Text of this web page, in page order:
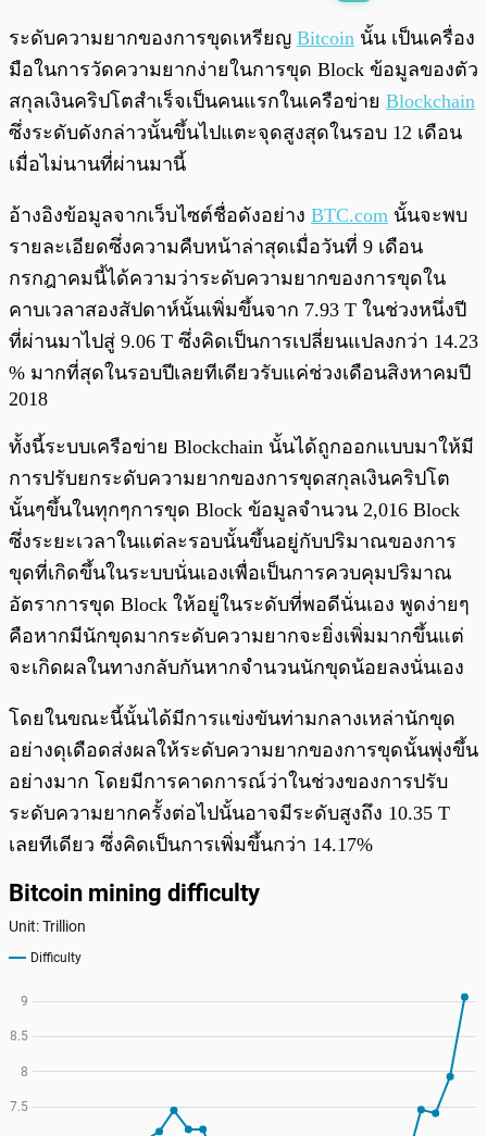
0:00 /
ระดับความยากของการขุดเหรียญ Bitcoin นั้น เป็นเครื่อง
มือในการวัดความยากง่ายในการขุด Block ข้อมูลของตัว
สกุลเงินคริปโตสำเร็จเป็นคนแรกในเครือข่าย Blockchain
ซึ่งระดับดังกล่าวนั้นขึ้นไปแตะจุดสูงสุดในรอบ 12 เดือน
เมื่อไม่นานที่ผ่านมานี้
อ้างอิงข้อมูลจากเว็บไซต์ชื่อดังอย่าง BTC.com นั้นจะพบ
รายละเอียดซึ่งความคืบหน้าล่าสุดเมื่อวันที่ 9 เดือน
กรกฎาคมนี้ได้ความว่าระดับความยากของการขุดใน
คาบเวลาสองสัปดาห์นั้นเพิ่มขึ้นจาก 7.93 T ในช่วงหนึ่งปี
ที่ผ่านมาไปสู่ 9.06 T ซึ่งคิดเป็นการเปลี่ยนแปลงกว่า 14.23
% มากที่สุดในรอบปีเลยทีเดียวรับแค่ช่วงเดือนสิงหาคมปี
2018
ทั้งนี้ระบบเครือข่าย Blockchain นั้นได้ถูกออกแบบมาให้มี
การปรับยกระดับความยากของการขุดสกุลเงินคริปโต
นั้นๆขึ้นในทุกๆการขุด Block ข้อมูลจำนวน 2,016 Block
ซึ่งระยะเวลาในแต่ละรอบนั้นขึ้นอยู่กับปริมาณของการ
ขุดที่เกิดขึ้นในระบบนั่นเองเพื่อเป็นการควบคุมปริมาณ
อัตราการขุด Block ให้อยู่ในระดับที่พอดีนั่นเอง พูดง่ายๆ
คือหากมีนักขุดมากระดับความยากจะยิ่งเพิ่มมากขึ้นแต่
จะเกิดผลในทางกลับกันหากจำนวนนักขุดน้อยลงนั่นเอง
โดยในขณะนี้นั้นได้มีการแข่งขันท่ามกลางเหล่านักขุด
อย่างดุเดือดส่งผลให้ระดับความยากของการขุดนั้นพุ่งขึ้น
อย่างมาก โดยมีการคาดการณ์ว่าในช่วงของการปรับ
ระดับความยากครั้งต่อไปนั้นอาจมีระดับสูงถึง 10.35 T
เลยทีเดียว ซึ่งคิดเป็นการเพิ่มขึ้นกว่า 14.17%